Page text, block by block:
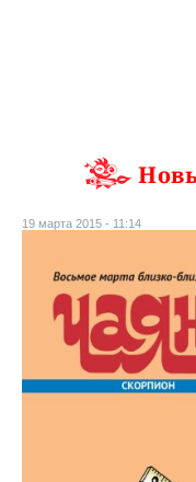
19 марта 2015 - 11:14